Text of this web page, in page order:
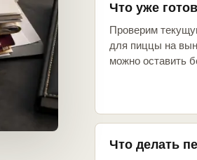
Что уже
Проверим
для пиццы на
можно оставить
Что делать